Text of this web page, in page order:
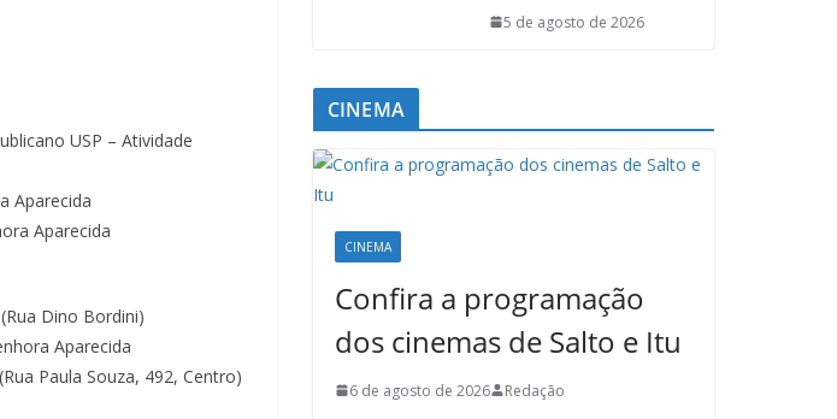
USP – Atividade
Aparecida
Aparecida
Dino Bordini)
Aparecida
Paula Souza, 492, Centro)
5 de agosto de 2026
CINEMA
CINEMA
Confira a programação
dos cinemas de Salto e Itu
6 de agosto de 2026 Redação